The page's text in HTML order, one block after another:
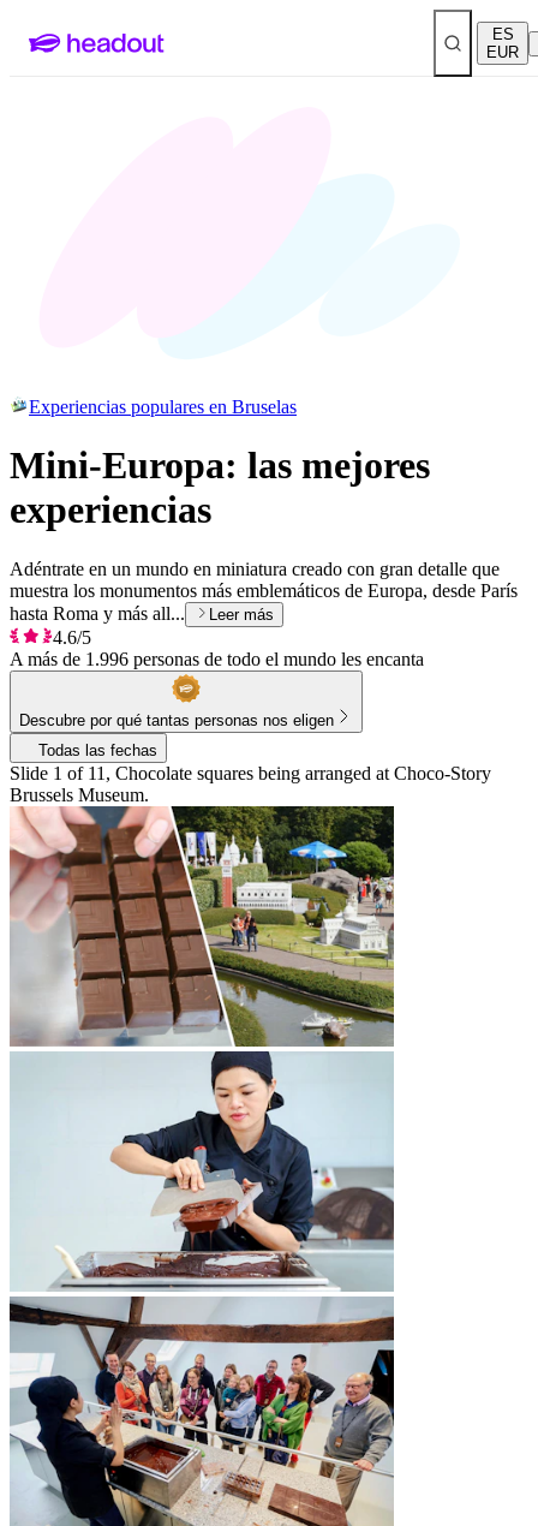
ES
EUR
Experiencias populares en Bruselas
Mini-Europa: las mejores
experiencias
Adéntrate en un mundo en miniatura creado con gran detalle que
muestra los monumentos más emblemáticos de Europa, desde París
hasta Roma y más all...
Leer más
4.6/5
A más de 1.996 personas de todo el mundo les encanta
Descubre por qué tantas personas nos eligen
Todas las fechas
Slide 1 of 11, Chocolate squares being arranged at Choco-Story
Brussels Museum.